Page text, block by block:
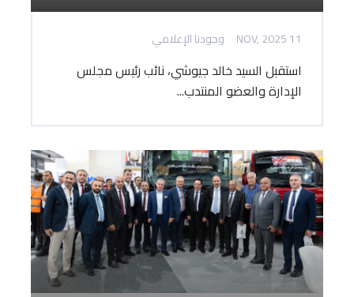
11 NOV, 2025 وجودنا الإعلامي
استقبل السيد خالد جيوشي، نائب رئيس مجلس
الإدارة والعضو المنتدب...